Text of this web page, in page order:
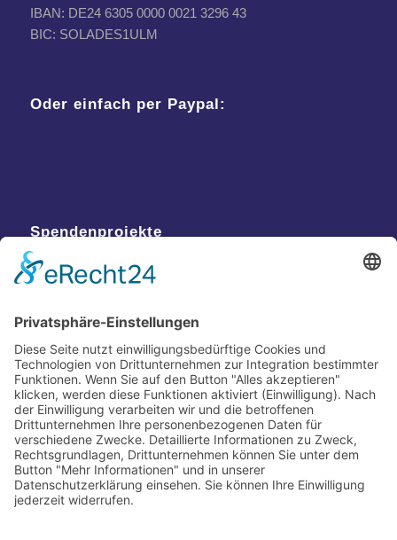
IBAN: DE24 6305 0000 0021 3296 43
BIC: SOLADES1ULM
Oder einfach per Paypal:
Spendenprojekte
Kontakt
Postanschrift
Traumkatzen e.V.